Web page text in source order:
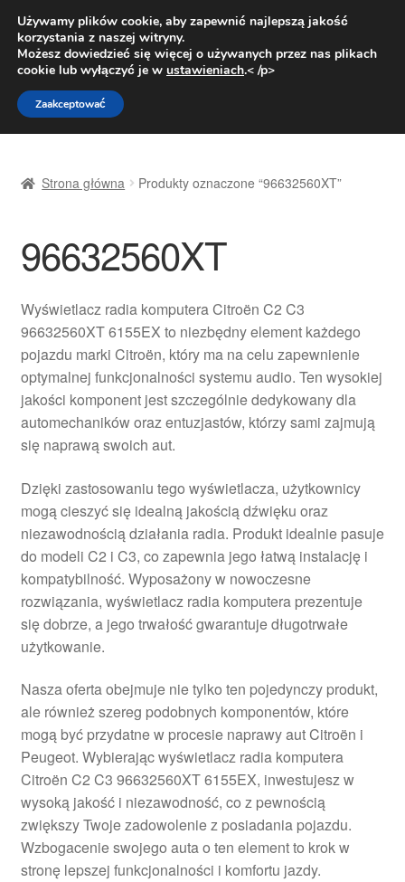
DOSTAWA od 31 zł
Pn.-pt. 9:00-16:00800 003 167
Przejdź
do
nawigacji
Przejdź
do
treści
Dostawa
Dostawa na cały świat
Moje konto
O nas
Płatności
Polityka prywatności
Procedura reklamacyjna
Skarga
Wózek
Zasady i warunki
Strona główna Produkty oznaczone “96632560XT”
96632560XT
Wyświetlacz radia komputera Citroën C2 C3
96632560XT 6155EX to niezbędny element każdego
pojazdu marki Citroën, który ma na celu zapewnienie
optymalnej funkcjonalności systemu audio. Ten wysokiej
jakości komponent jest szczególnie dedykowany dla
automechaników oraz entuzjastów, którzy sami zajmują
się naprawą swoich aut.
Dzięki zastosowaniu tego wyświetlacza, użytkownicy
mogą cieszyć się idealną jakością dźwięku oraz
niezawodnością działania radia. Produkt idealnie pasuje
do modeli C2 i C3, co zapewnia jego łatwą instalację i
kompatybilność. Wyposażony w nowoczesne
rozwiązania, wyświetlacz radia komputera prezentuje
się dobrze, a jego trwałość gwarantuje długotrwałe
użytkowanie.
Nasza oferta obejmuje nie tylko ten pojedynczy produkt,
ale również szereg podobnych komponentów, które
mogą być przydatne w procesie naprawy aut Citroën i
Peugeot. Wybierając wyświetlacz radia komputera
Citroën C2 C3 96632560XT 6155EX, inwestujesz w
wysoką jakość i niezawodność, co z pewnością
zwiększy Twoje zadowolenie z posiadania pojazdu.
Wzbogacenie swojego auta o ten element to krok w
stronę lepszej funkcjonalności i komfortu jazdy.
Używamy plików cookie, aby zapewnić najlepszą jakość
korzystania z naszej witryny.
Możesz dowiedzieć się więcej o używanych przez nas plikach
cookie lub wyłączyć je w ustawieniach.< /p>
Zaakceptować